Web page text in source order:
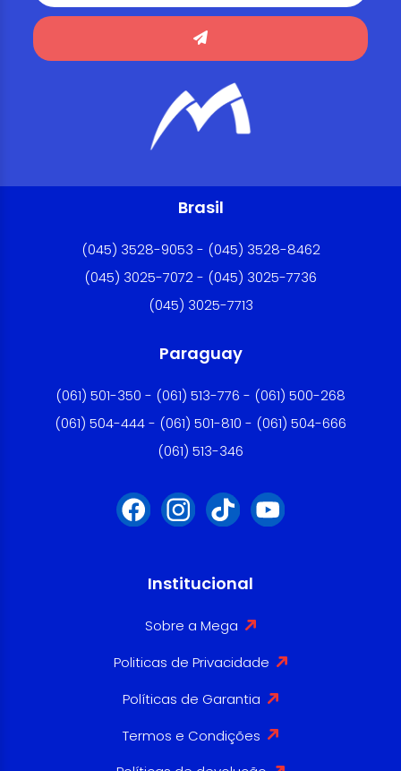
Brasil
(045) 3528-9053 - (045) 3528-8462
(045) 3025-7072 - (045) 3025-7736
(045) 3025-7713
Paraguay
(061) 501-350 - (061) 513-776 - (061) 500-268
(061) 504-444 - (061) 501-810 - (061) 504-666
(061) 513-346
Institucional
Sobre a Mega
Politicas de Privacidade
Políticas de Garantia
Termos e Condições